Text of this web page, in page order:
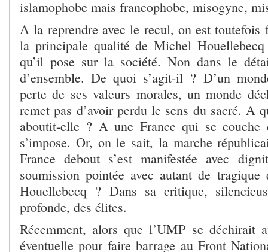
islamophobe mais francophobe, misogyne,
A la reprendre avec le recul, on est toutefois
la principale qualité de Michel
qu’il pose sur la société. Non dans le
d’ensemble. De quoi s’agit-il ? D’un
perte de ses valeurs morales, un monde
remet pas d’avoir perdu le sens du sacré. A
aboutit-elle ? A une France qui se couche
s’impose. Or, on le sait, la marche
France debout s’est manifestée avec
soumission pointée avec autant de
Houellebecq ? Dans sa critique,
profonde, des élites.
Récemment, alors que l’UMP se déchirait
éventuelle pour faire barrage au Front